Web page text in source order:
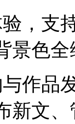
，支
景色
作品
新文